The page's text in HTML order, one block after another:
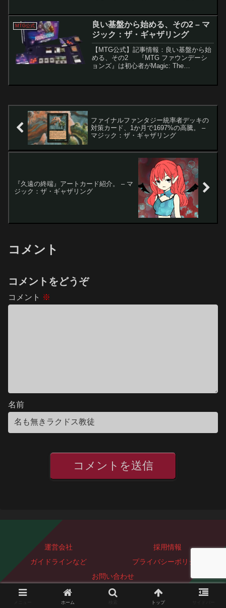
の間には深い亀裂が生じていた。ジェイ
スは過去を...
MTG公式
良い基盤から始める、その2 – マ
ジック：ザ・ギャザリング
【MTG公式】記事情報：良い基盤から始
める、その2 『MTG ファウンデーシ
ョンズ』は初心者がMagic: The
ファイナルファンタジー統率者デッキの
対策カード、1か月で1697%の高騰。 –
マジック：ザ・ギャザリング
『久遠の終端』アートカード紹介。 – マ
ジック：ザ・ギャザリング
コメント
コメントをどうぞ
コメント ※
名前
運営会社
採用情報
ガイドラインなど
プライバシーポリシー
お問い合わせ
Copyright © 2023-2026 ぐっどぴーす株式会社 All Rights Reserved.
ホーム トップ